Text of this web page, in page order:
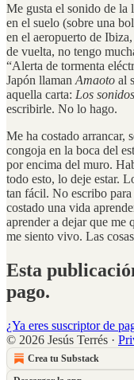
Me gusta el sonido de la
en el suelo (sobre una
en el aeropuerto de
de vuelta, no tengo
“Alerta de tormenta
Japón llaman Amaoto al
aquella carta: Los
escribirle. No lo hago.
Me ha costado arrancar,
congoja en la boca del
por encima del muro.
todo esto, lo deje estar.
tan fácil. No escribo
costado una vida
aprender a dejar que me
me siento vivo. Las
Esta
pago.
¿Ya eres suscriptor de
© 2026 Jesús Terrés ·
Crea tu Substack